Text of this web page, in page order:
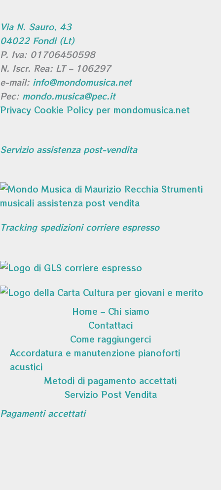
Via N. Sauro, 43
04022 Fondi (Lt)
P. Iva: 01706450598
N. Iscr. Rea: LT – 106297
e-mail: info@mondomusica.net
Pec: mondo.musica@pec.it
Privacy Cookie Policy per mondomusica.net
Servizio assistenza post-vendita
Tracking spedizioni corriere espresso
Home – Chi siamo
Contattaci
Come raggiungerci
Accordatura e manutenzione pianoforti
acustici
Metodi di pagamento accettati
Servizio Post Vendita
Pagamenti accettati